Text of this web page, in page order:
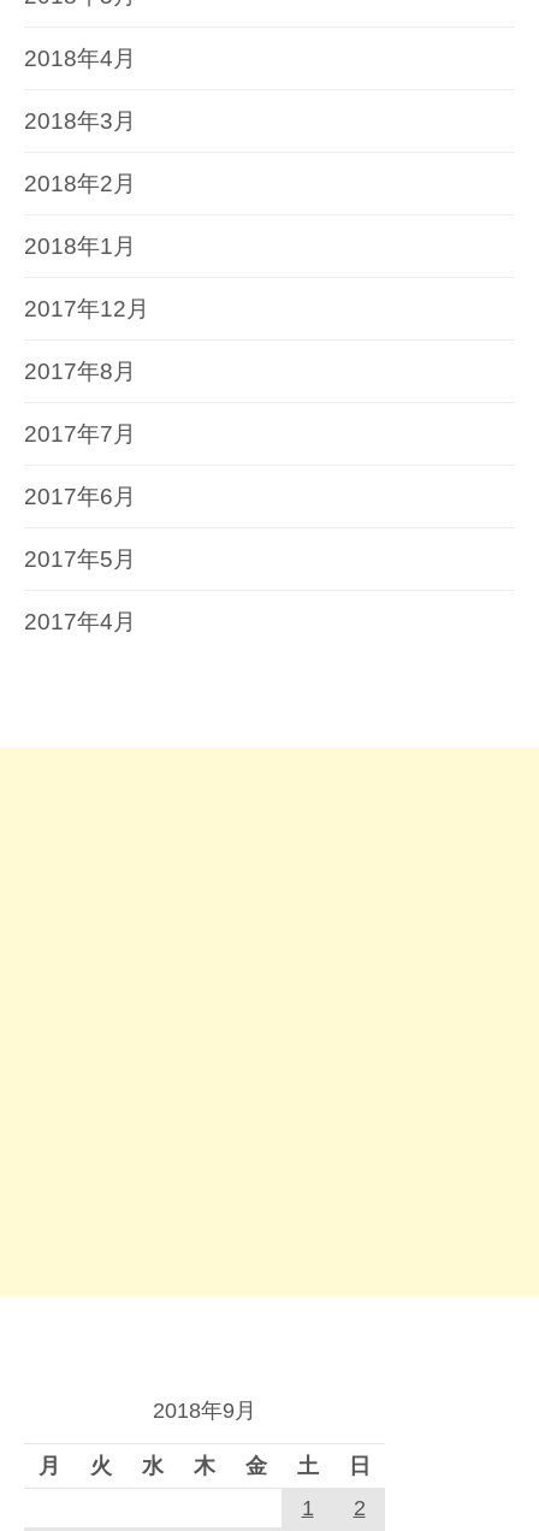
2018年4月
2018年3月
2018年2月
2018年1月
2017年12月
2017年8月
2017年7月
2017年6月
2017年5月
2017年4月
2018年9月
月 火 水 木 金 土
日
1
2